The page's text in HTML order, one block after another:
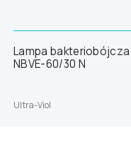
Lampa bakteriobójcza
NBVE-60/30 N
Ultra-Viol